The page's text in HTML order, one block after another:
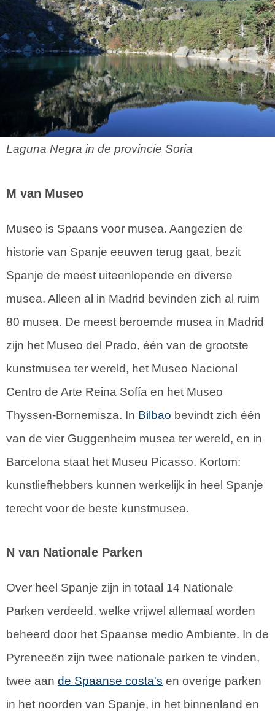
Laguna Negra in de provincie Soria
M van Museo
Museo is Spaans voor musea. Aangezien de
historie van Spanje eeuwen terug gaat, bezit
Spanje de meest uiteenlopende en diverse
musea. Alleen al in Madrid bevinden zich al ruim
80 musea. De meest beroemde musea in Madrid
zijn het Museo del Prado, één van de grootste
kunstmusea ter wereld, het Museo Nacional
Centro de Arte Reina Sofía en het Museo
Thyssen-Bornemisza. In Bilbao bevindt zich één
van de vier Guggenheim musea ter wereld, en in
Barcelona staat het Museu Picasso. Kortom:
kunstliefhebbers kunnen werkelijk in heel Spanje
terecht voor de beste kunstmusea.
N van Nationale Parken
Over heel Spanje zijn in totaal 14 Nationale
Parken verdeeld, welke vrijwel allemaal worden
beheerd door het Spaanse medio Ambiente. In de
Pyreneeën zijn twee nationale parken te vinden,
twee aan de Spaanse costa's en overige parken
in het noorden van Spanje, in het binnenland en